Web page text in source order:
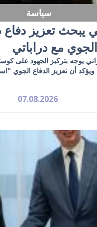
سياسة
يبحث تعزيز
مع دراباتي
يوجه بتركيز الجهود على
أن تعزيز الدفاع الجوي
07.08.2026